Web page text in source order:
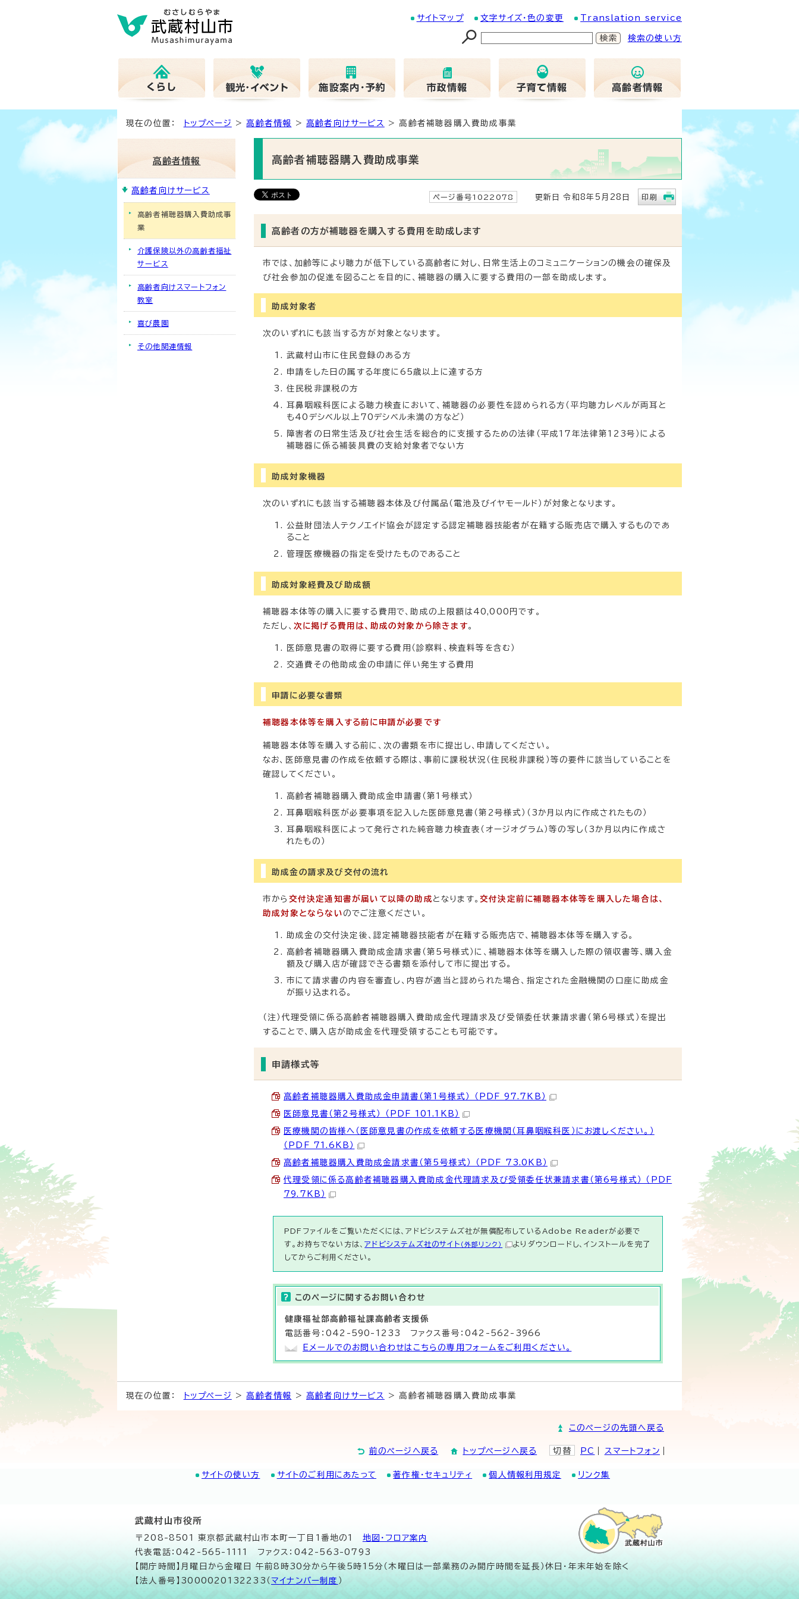
サイトマップ 文字サイズ・色の変更 Translation service
検索の使い方
現在の位置： トップページ > 高齢者情報 > 高齢者向けサービス > 高齢者補聴器購入費助成事業
高齢者補聴器購入費助成事業
ページ番号1022078 更新日 令和8年5月28日 印刷
高齢者の方が補聴器を購入する費用を助成します
市では、加齢等により聴力が低下している高齢者に対し、日常生活上のコミュニケーションの機会の確保及
び社会参加の促進を図ることを目的に、補聴器の購入に要する費用の一部を助成します。
助成対象者
次のいずれにも該当する方が対象となります。
武蔵村山市に住民登録のある方
申請をした日の属する年度に65歳以上に達する方
住民税非課税の方
耳鼻咽喉科医による聴力検査において、補聴器の必要性を認められる方（平均聴力レベルが両耳と
も40デシベル以上70デシベル未満の方など）
障害者の日常生活及び社会生活を総合的に支援するための法律（平成17年法律第123号）による
補聴器に係る補装具費の支給対象者でない方
助成対象機器
次のいずれにも該当する補聴器本体及び付属品（電池及びイヤモールド）が対象となります。
公益財団法人テクノエイド協会が認定する認定補聴器技能者が在籍する販売店で購入するものであ
ること
管理医療機器の指定を受けたものであること
助成対象経費及び助成額
補聴器本体等の購入に要する費用で、助成の上限額は40,000円です。
ただし、 次に掲げる費用は、助成の対象から除きます。
医師意見書の取得に要する費用（診察料、検査料等を含む）
交通費その他助成金の申請に伴い発生する費用
申請に必要な書類
補聴器本体等を購入する前に申請が必要です
補聴器本体等を購入する前に、次の書類を市に提出し、申請してください。
なお、医師意見書の作成を依頼する際は、事前に課税状況（住民税非課税）等の要件に該当していることを
確認してください。
高齢者補聴器購入費助成金申請書（第1号様式）
耳鼻咽喉科医が必要事項を記入した医師意見書（第2号様式）（3か月以内に作成されたもの）
耳鼻咽喉科医によって発行された純音聴力検査表（オージオグラム）等の写し（3か月以内に作成さ
れたもの）
助成金の請求及び交付の流れ
市から 交付決定通知書が届いて以降の助成 となります。交付決定前に補聴器本体等を購入した場合は、
助成対象とならない のでご注意ください。
助成金の交付決定後、認定補聴器技能者が在籍する販売店で、補聴器本体等を購入する。
高齢者補聴器購入費助成金請求書（第5号様式）に、補聴器本体等を購入した際の領収書等、購入金
額及び購入店が確認できる書類を添付して市に提出する。
市にて請求書の内容を審査し、内容が適当と認められた場合、指定された金融機関の口座に助成金
が振り込まれる。
（注）代理受領に係る高齢者補聴器購入費助成金代理請求及び受領委任状兼請求書（第6号様式）を提出
することで、購入店が助成金を代理受領することも可能です。
申請様式等
高齢者補聴器購入費助成金申請書（第1号様式） （PDF 97.7KB）
医師意見書（第2号様式） （PDF 101.1KB）
医療機関の皆様へ（医師意見書の作成を依頼する医療機関（耳鼻咽喉科医）にお渡しください。）
（PDF 71.6KB）
高齢者補聴器購入費助成金請求書（第5号様式） （PDF 73.0KB）
代理受領に係る高齢者補聴器購入費助成金代理請求及び受領委任状兼請求書（第6号様式） （PDF
79.7KB）
PDFファイルをご覧いただくには、アドビシステムズ社が無償配布しているAdobe Readerが必要で
す。お持ちでない方は、アドビシステムズ社のサイト （外部リンク）
よりダウンロードし、インストールを完了
してからご利用ください。
このページに関する お問い合わせ
健康福祉部高齢福祉課高齢者支援係
電話番号：042-590-1233 ファクス番号：042-562-3966
Eメールでのお問い合わせはこちらの専用フォームをご利用ください。
高齢者情報
高齢者向けサービス
高齢者補聴器購入費助成事
業
介護保険以外の高齢者福祉
サービス
高齢者向けスマートフォン
教室
喜び農園
その他関連情報
現在の位置： トップページ > 高齢者情報 > 高齢者向けサービス > 高齢者補聴器購入費助成事業
このページの先頭へ戻る
前のページへ戻る トップページへ戻る 切替 PC スマートフォン
サイトの使い方 サイトのご利用にあたって 著作権・セキュリティ 個人情報利用規定 リンク集
武蔵村山市役所
〒208-8501 東京都武蔵村山市本町一丁目1番地の1 地図･フロア案内
代表電話：042-565-1111 ファクス：042-563-0793
【開庁時間】月曜日から金曜日 午前8時30分から午後5時15分（木曜日は一部業務のみ開庁時間を延長）休日・年末年始を除く
【法人番号】3000020132233（ マイナンバー制度 ）